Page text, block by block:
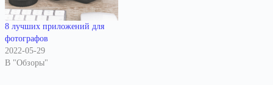
8 лучших приложений для
фотографов
2022-05-29
В "Обзоры"